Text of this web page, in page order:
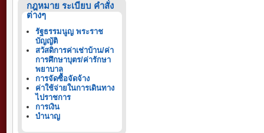
กฎหมาย ระเบียบ คำสั่ง
ต่างๆ
รัฐธรรมนูญ พระราช
บัญญัติ
สวัสดิการค่าเช่าบ้าน/ค่า
การศึกษาบุตร/ค่ารักษา
พยาบาล
การจัดซื้อจัดจ้าง
ค่าใช้จ่ายในการเดินทาง
ไปราชการ
การเงิน
บำนาญ